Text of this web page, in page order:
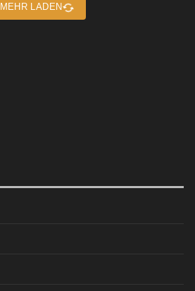
MEHR LADENsync